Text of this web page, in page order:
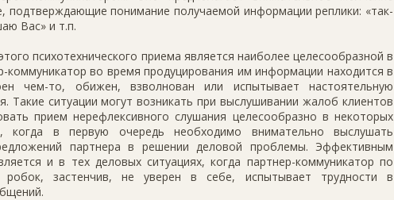
подтверждающие понимание получаемой информации реплики: «так-
Вас» и т.п.
психотехнического приема является наиболее целесообразной в
коммуникатор во время продуцирования им информации находится в
чем-то, обижен, взволнован или испытывает настоятельную
Такие ситуации могут возникать при выслушивании жалоб клиентов
прием нерефлексивного слушания целесообразно в некоторых
когда в первую очередь необходимо внимательно выслушать
партнера в решении деловой проблемы. Эффективным
и в тех деловых ситуациях, когда партнер-коммуникатор по
робок, застенчив, не уверен в себе, испытывает трудности в